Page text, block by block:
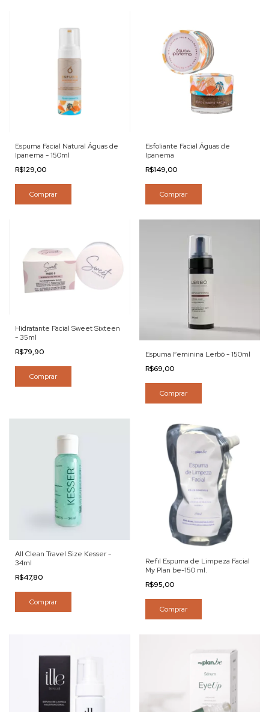
Espuma Facial Natural Águas de
Ipanema - 150ml
R$129,00
Comprar
Esfoliante Facial Águas de
Ipanema
R$149,00
Comprar
Hidratante Facial Sweet Sixteen
- 35ml
R$79,90
Comprar
Espuma Feminina Lerbô - 150ml
R$69,00
Comprar
All Clean Travel Size Kesser -
34ml
R$47,80
Comprar
Refil Espuma de Limpeza Facial
My Plan be-150 ml.
R$95,00
Comprar